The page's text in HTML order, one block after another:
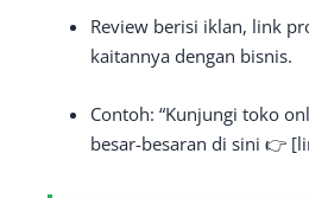
Review berisi iklan, link
kaitannya dengan bisnis.
Contoh: “Kunjungi toko
besar-besaran di sini 👉